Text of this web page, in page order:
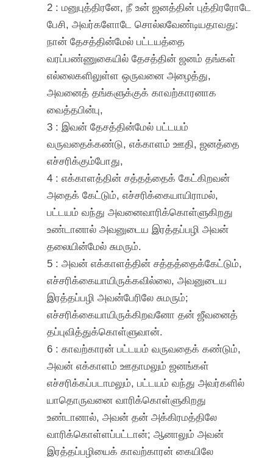
2 : மனுபுத்திரனே, நீ உன் ஜனத்தின் புத்திரரோடே
பேசி, அவர்களோடே சொல்லவேண்டியதாவது:
நான் தேசத்தின்மேல் பட்டயத்தை
வரப்பண்ணுகையில் தேசத்தின் ஜனம் தங்கள்
எல்லைகளிலுள்ள ஒருவனை அழைத்து,
அவனைத் தங்களுக்குக் காவற்காரனாக
வைத்தபின்பு,
3 : இவன் தேசத்தின்மேல் பட்டயம்
வருவதைக்கண்டு, எக்காளம் ஊதி, ஜனத்தை
எச்சரிக்கும்போது,
4 : எக்காளத்தின் சத்தத்தைக் கேட்கிறவன்
அதைக் கேட்டும், எச்சரிக்கையாயிராமல்,
பட்டயம் வந்து அவனைவாரிக்கொள்ளுகிறது
உண்டானால் அவனுடைய இரத்தப்பழி அவன்
தலையின்மேல் சுமரும்.
5 : அவன் எக்காளத்தின் சத்தத்தைக்கேட்டும்,
எச்சரிக்கையாயிருக்கவில்லை, அவனுடைய
இரத்தப்பழி அவன்பேரிலே சுமரும்;
எச்சரிக்கையாயிருக்கிறவனோ தன் ஜீவனைத்
தப்புவித்துக்கொள்ளுவான்.
6 : காவற்காரன் பட்டயம் வருவதைக் கண்டும்,
அவன் எக்காளம் ஊதாமலும் ஜனங்கள்
எச்சரிக்கப்படாமலும், பட்டயம் வந்து அவர்களில்
யாதொருவனை வாரிக்கொள்ளுகிறது
உண்டானால், அவன் தன் அக்கிரமத்திலே
வாரிக்கொள்ளப்பட்டான்; ஆனாலும் அவன்
இரத்தப்பழியைக் காவற்காரன் கையிலே